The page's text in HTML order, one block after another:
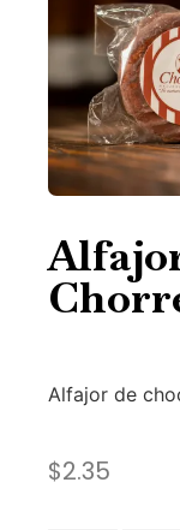
Alfajor de
$2.35